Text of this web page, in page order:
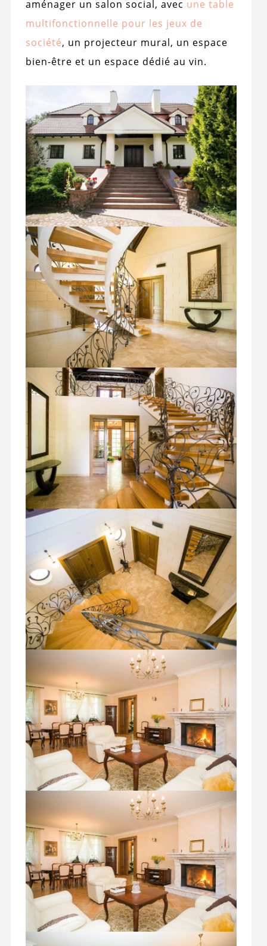
aménager un salon social, avec une table
multifonctionnelle pour les jeux de
société, un projecteur mural, un espace
bien-être et un espace dédié au vin.